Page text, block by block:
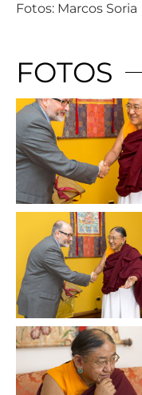
Fotos: Marcos Soria
FOTOS